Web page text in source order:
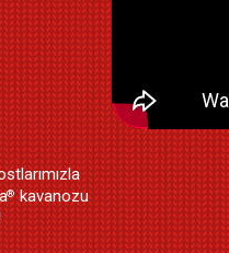
® kavanozu